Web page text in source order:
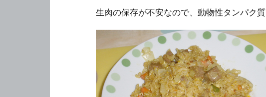
生肉の保存が不安なので、動物性タンパク